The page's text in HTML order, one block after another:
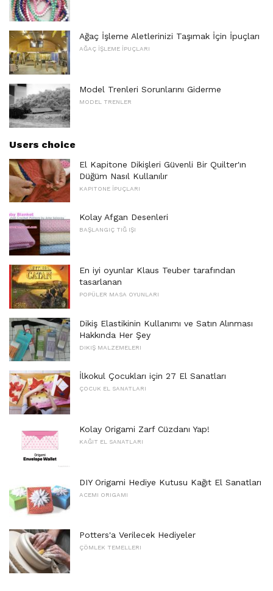
Ağaç İşleme Aletlerinizi Taşımak İçin İpuçları
AĞAÇ İŞLEME İPUÇLARI
Model Trenleri Sorunlarını Giderme
MODEL TRENLER
Users choice
El Kapitone Dikişleri Güvenli Bir Quilter'ın
Düğüm Nasıl Kullanılır
KAPITONE İPUÇLARI
Kolay Afgan Desenleri
BAŞLANGIÇ ​​TIĞ IŞI
En iyi oyunlar Klaus Teuber tarafından
tasarlanan
POPÜLER MASA OYUNLARI
Dikiş Elastikinin Kullanımı ve Satın Alınması
Hakkında Her Şey
DIKIŞ MALZEMELERI
İlkokul Çocukları için 27 El Sanatları
ÇOCUK EL SANATLARI
Kolay Origami Zarf Cüzdanı Yap!
KAĞIT EL SANATLARI
DIY Origami Hediye Kutusu Kağıt El Sanatları
ACEMI ORIGAMI
Potters'a Verilecek Hediyeler
ÇÖMLEK TEMELLERI